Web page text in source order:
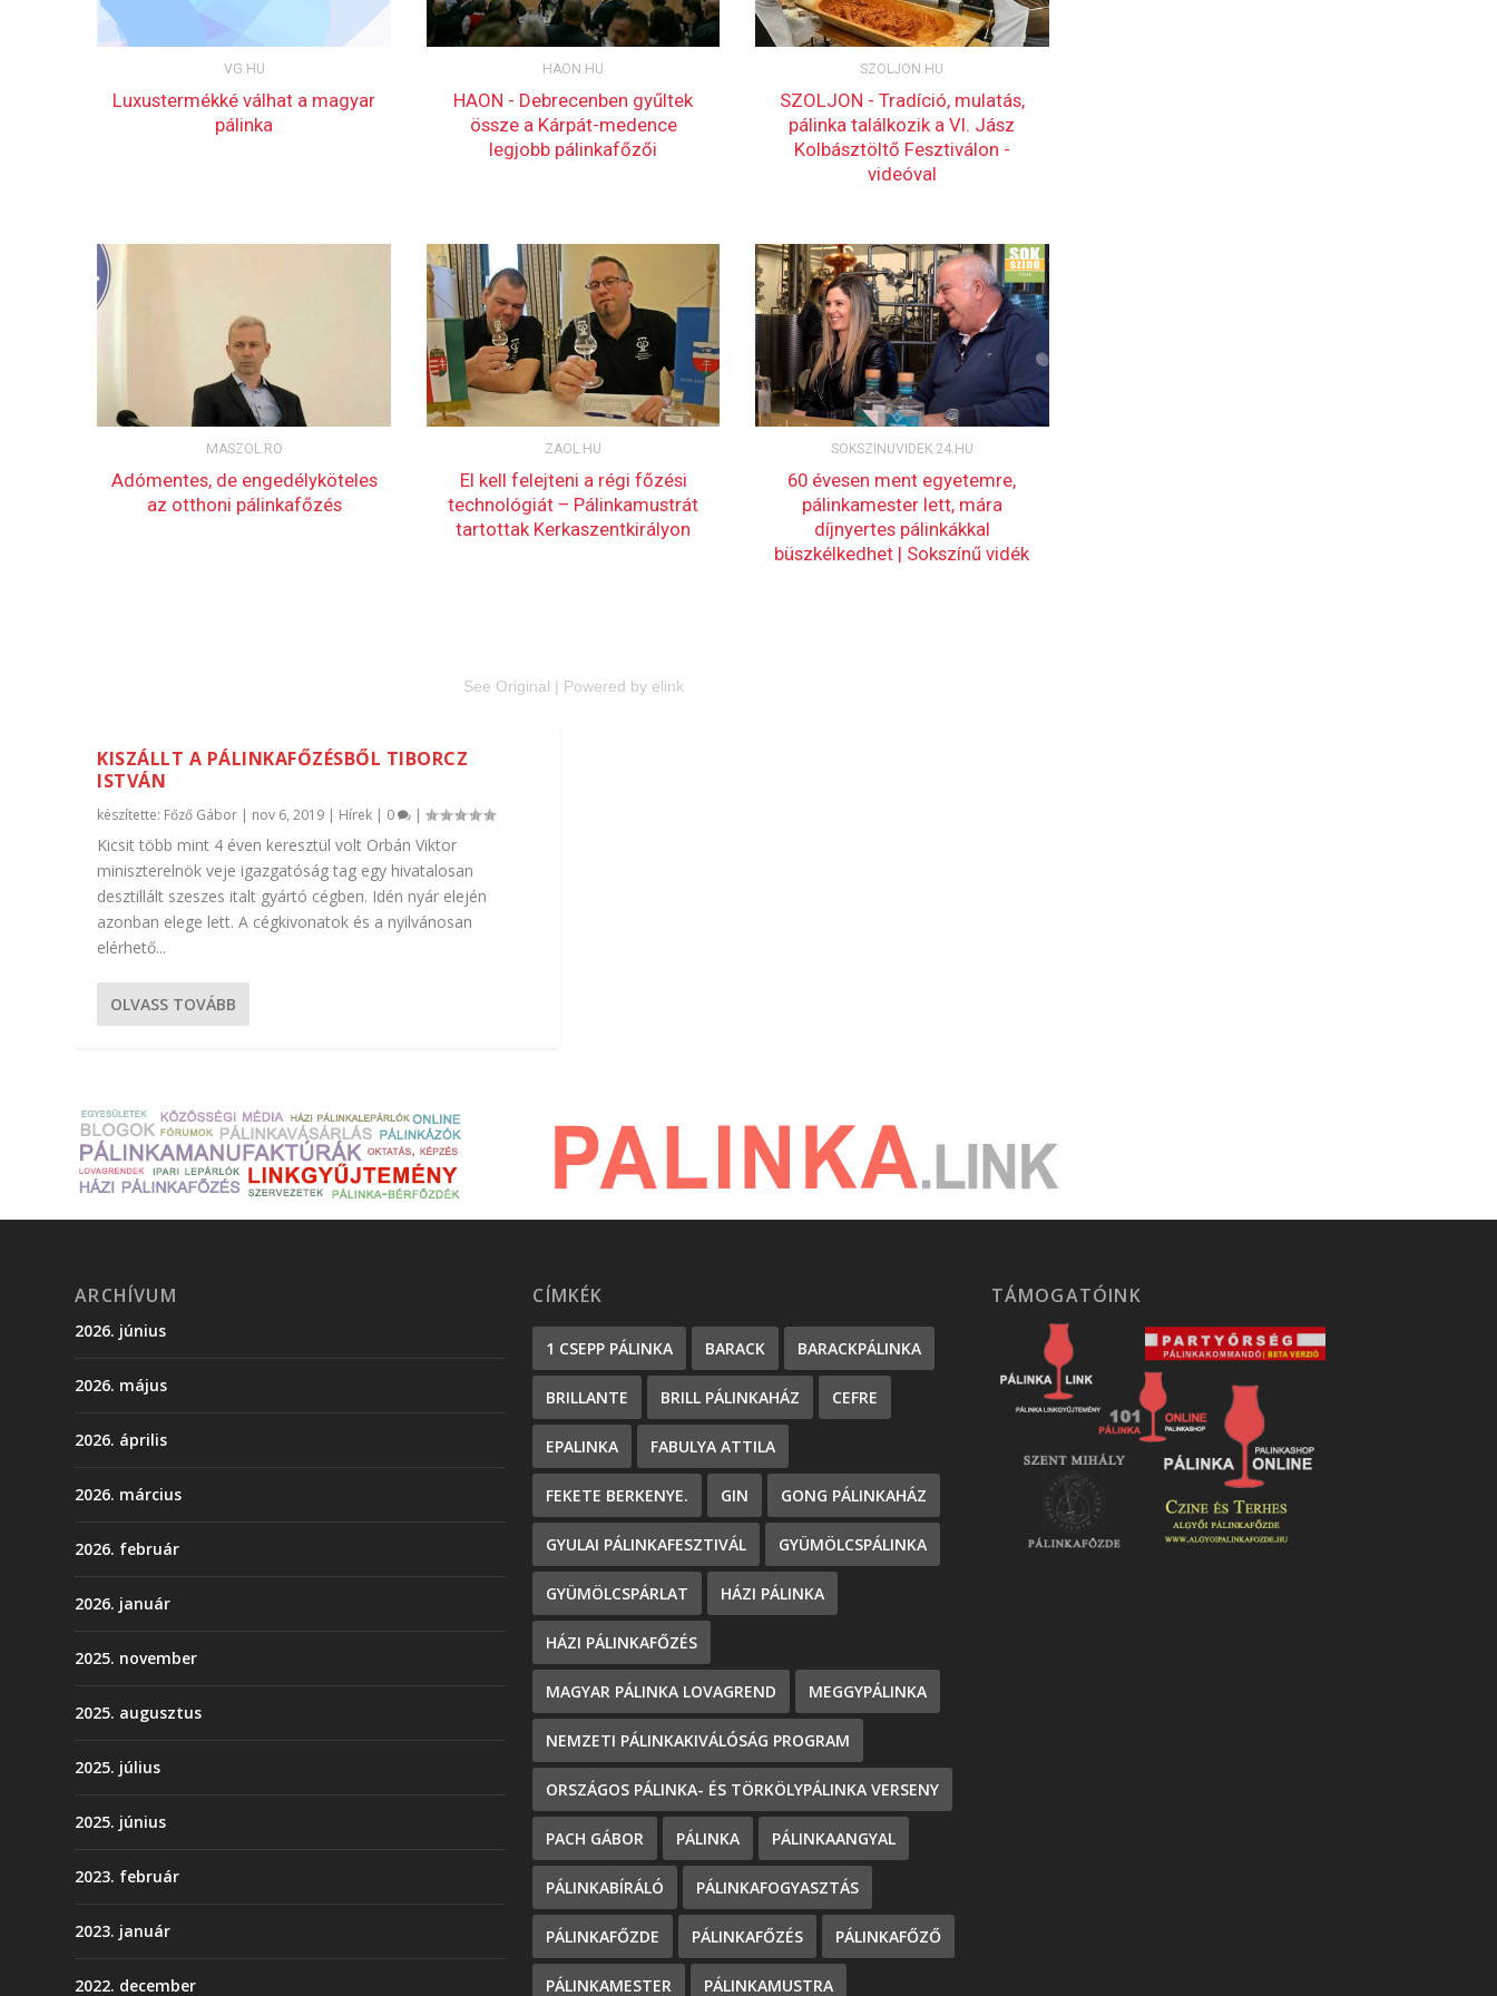
See Original | Powered by elink
KISZÁLLT A PÁLINKAFŐZÉSBŐL TIBORCZ
ISTVÁN
készítette: Főző Gábor | nov 6, 2019 | Hírek | 0 |
Kicsit több mint 4 éven keresztül volt Orbán Viktor
miniszterelnök veje igazgatóság tag egy hivatalosan
desztillált szeszes italt gyártó cégben. Idén nyár elején
azonban elege lett. A cégkivonatok és a nyilvánosan
elérhető...
OLVASS TOVÁBB
ARCHÍVUM
2026. június
2026. május
2026. április
2026. március
2026. február
2026. január
2025. november
2025. augusztus
2025. július
2025. június
2023. február
2023. január
2022. december
CÍMKÉK
1 CSEPP PÁLINKA BARACK BARACKPÁLINKA
BRILLANTE BRILL PÁLINKAHÁZ CEFRE
EPALINKA FABULYA ATTILA
FEKETE BERKENYE. GIN GONG PÁLINKAHÁZ
GYULAI PÁLINKAFESZTIVÁL GYÜMÖLCSPÁLINKA
GYÜMÖLCSPÁRLAT HÁZI PÁLINKA
HÁZI PÁLINKAFŐZÉS
MAGYAR PÁLINKA LOVAGREND MEGGYPÁLINKA
NEMZETI PÁLINKAKIVÁLÓSÁG PROGRAM
ORSZÁGOS PÁLINKA- ÉS TÖRKÖLYPÁLINKA VERSENY
PACH GÁBOR PÁLINKA PÁLINKAANGYAL
PÁLINKABÍRÁLÓ PÁLINKAFOGYASZTÁS
PÁLINKAFŐZDE PÁLINKAFŐZÉS PÁLINKAFŐZŐ
PÁLINKAMESTER PÁLINKAMUSTRA
TÁMOGATÓINK